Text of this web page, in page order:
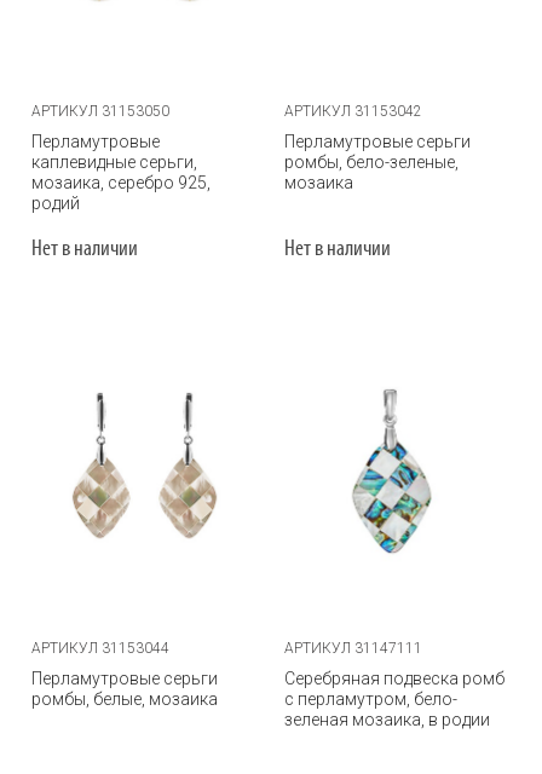
АРТИКУЛ 31153050
Перламутровые
каплевидные серьги,
мозаика, серебро 925,
родий
Нет в наличии
АРТИКУЛ 31153042
Перламутровые серьги
ромбы, бело-зеленые,
мозаика
Нет в наличии
АРТИКУЛ 31153044
Перламутровые серьги
ромбы, белые, мозаика
АРТИКУЛ 31147111
Серебряная подвеска ромб
с перламутром, бело-
зеленая мозаика, в родии